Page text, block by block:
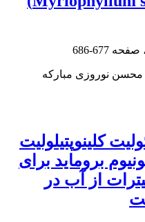
677-686
نوروزی مبارکه
کلینوپتیلولیت
بروماید برای
از آب در